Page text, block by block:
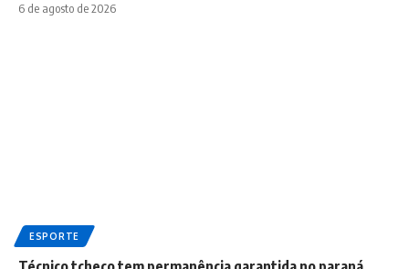
6 de agosto de 2026
ESPORTE